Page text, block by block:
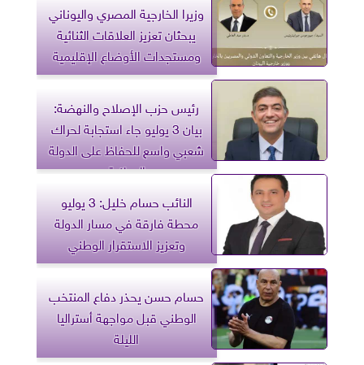
وزيرا الخارجية المصري واليوناني
يبحثان تعزيز العلاقات الثنائية
ومستجدات الأوضاع الإقليمية
رئيس حزب الإصلاح والنهضة:
بيان 3 يوليو جاء استجابة لحراك
شعبي واسع للحفاظ على الدولة
الوطنية
النائب حسام خليل: 3 يوليو
محطة فارقة في مسار الدولة
وتعزيز الاستقرار الوطني
حسام حسن يحذر دفاع المنتخب
الوطني قبل مواجهة أستراليا
الليلة